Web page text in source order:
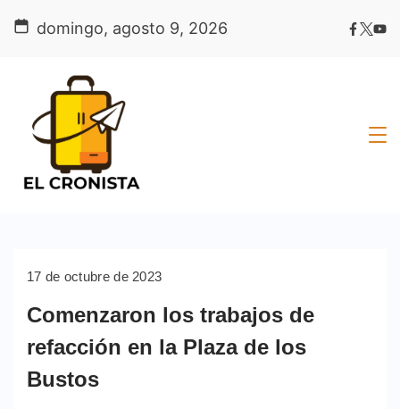
domingo, agosto 9, 2026
17 de octubre de 2023
Comenzaron los trabajos de
refacción en la Plaza de los
Bustos